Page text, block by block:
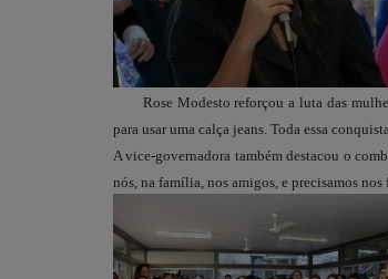
Rose Modesto reforçou a luta das
para usar uma calça jeans. Toda essa
A vice-governadora também destacou o
nós, na família, nos amigos, e precisamos